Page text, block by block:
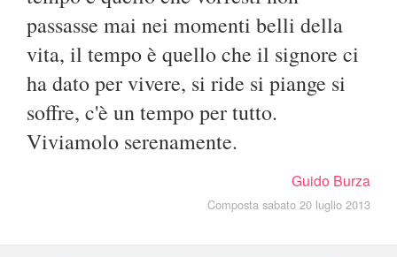
passasse mai nei momenti belli della
vita, il tempo è quello che il signore ci
ha dato per vivere, si ride si piange si
soffre, c'è un tempo per tutto.
Viviamolo serenamente.
Guido Burza
Composta sabato 20 luglio 2013